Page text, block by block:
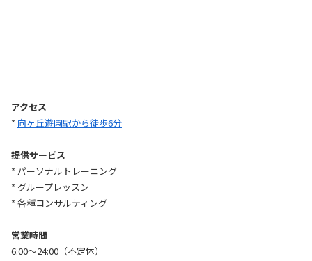
アクセス
* 向ヶ丘遊園駅から徒歩6分
提供サービス
* パーソナルトレーニング
* グループレッスン
* 各種コンサルティング
営業時間
6:00〜24:00（不定休）